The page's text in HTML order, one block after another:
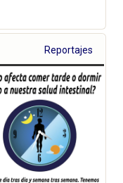
Reportajes